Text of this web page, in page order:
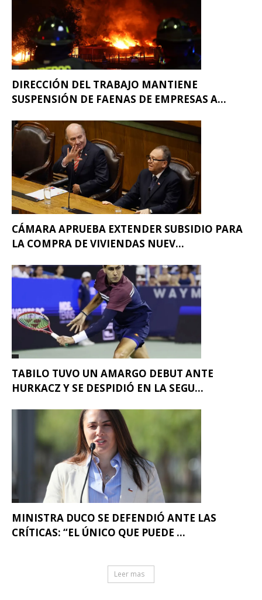
DIRECCIÓN DEL TRABAJO MANTIENE
SUSPENSIÓN DE FAENAS DE EMPRESAS A...
CÁMARA APRUEBA EXTENDER SUBSIDIO PARA
LA COMPRA DE VIVIENDAS NUEV...
TABILO TUVO UN AMARGO DEBUT ANTE
HURKACZ Y SE DESPIDIÓ EN LA SEGU...
MINISTRA DUCO SE DEFENDIÓ ANTE LAS
CRÍTICAS: “EL ÚNICO QUE PUEDE ...
Leer mas